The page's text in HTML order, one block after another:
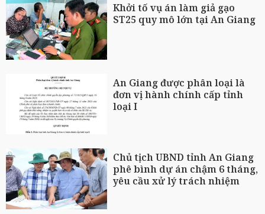
Khởi tố vụ án làm giả gạo
ST25 quy mô lớn tại An Giang
An Giang được phân loại là
đơn vị hành chính cấp tỉnh
loại I
Chủ tịch UBND tỉnh An Giang
phê bình dự án chậm 6 tháng,
yêu cầu xử lý trách nhiệm